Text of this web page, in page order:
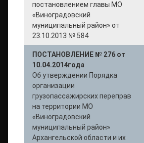
постановлением главы МО
«Виноградовский
муниципальный район» от
23.10.2013 № 584
ПОСТАНОВЛЕНИЕ № 276 от
10.04.2014года
Об утверждении Порядка
организации
грузопассажирских переправ
на территории МО
«Виноградовский
муниципальный район»
Архангельской области и их